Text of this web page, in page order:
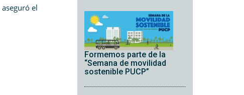
el
Formemos parte de la
“Semana de movilidad
sostenible PUCP”